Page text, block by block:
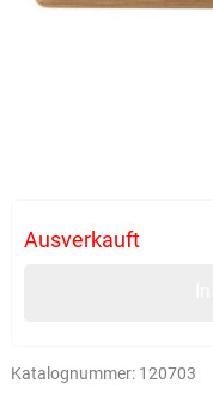
Ausverkauft
Katalognummer: 120703